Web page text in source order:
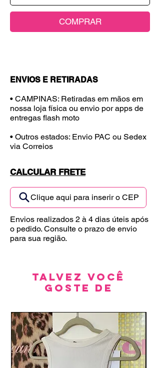
COMPRAR
ENVIOS E RETIRADAS
• CAMPINAS: Retiradas em mãos em
nossa loja física ou envio por apps de
entregas flash moto
• Outros estados: Envio PAC ou Sedex
via Correios
CALCULAR FRETE
Clique aqui para inserir o CEP
Envios realizados 2 à 4 dias úteis após
o pedido. Consulte o prazo de envio
para sua região.
Talvez você
goste de